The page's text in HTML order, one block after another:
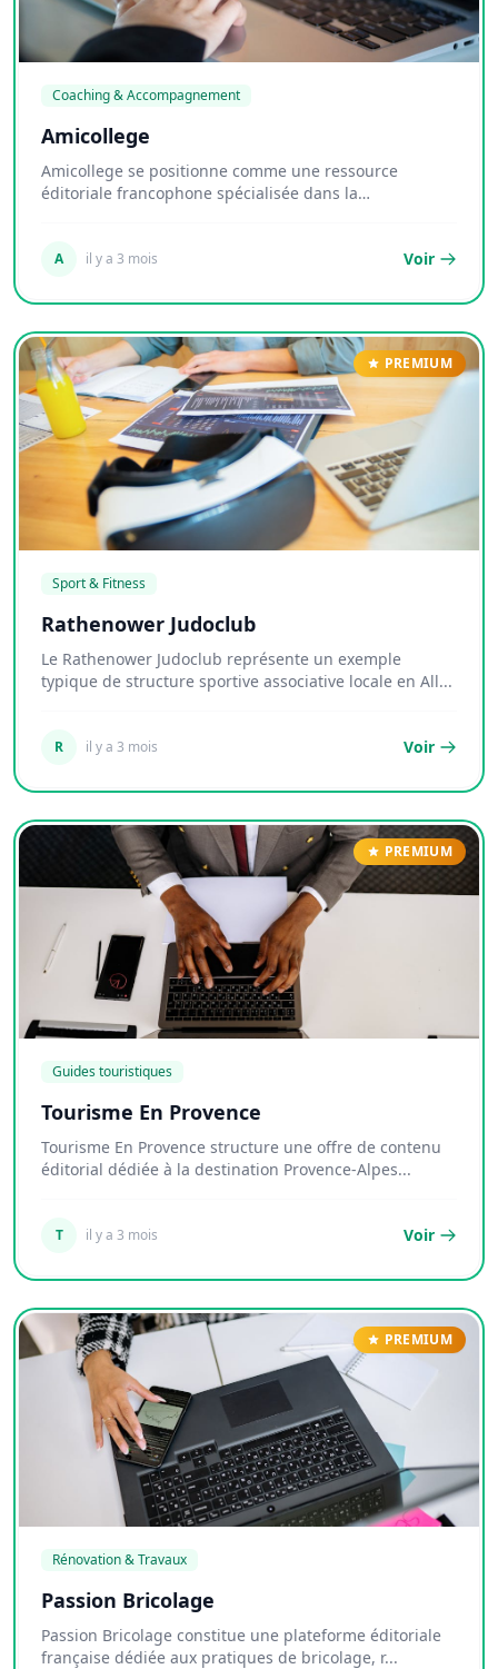
Coaching & Accompagnement
Amicollege
Amicollege se positionne comme une ressource
éditoriale francophone spécialisée dans la
A il y a 3 mois Voir
PREMIUM
Sport & Fitness
Rathenower Judoclub
Le Rathenower Judoclub représente un exemple
typique de structure sportive associative locale en All...
R il y a 3 mois Voir
PREMIUM
Guides touristiques
Tourisme En Provence
Tourisme En Provence structure une offre de contenu
éditorial dédiée à la destination Provence-Alpes...
T il y a 3 mois Voir
PREMIUM
Rénovation & Travaux
Passion Bricolage
Passion Bricolage constitue une plateforme éditoriale
française dédiée aux pratiques de bricolage, r...